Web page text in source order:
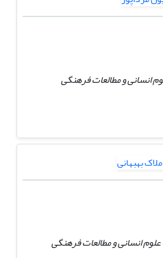
انسانی و مطالعات فرهنگی
انسانی و مطالعات فرهنگی